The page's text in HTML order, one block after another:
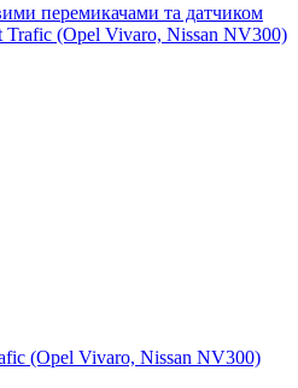
перемикачами та датчиком
Trafic (Opel Vivaro, Nissan NV300)
(Opel Vivaro, Nissan NV300)